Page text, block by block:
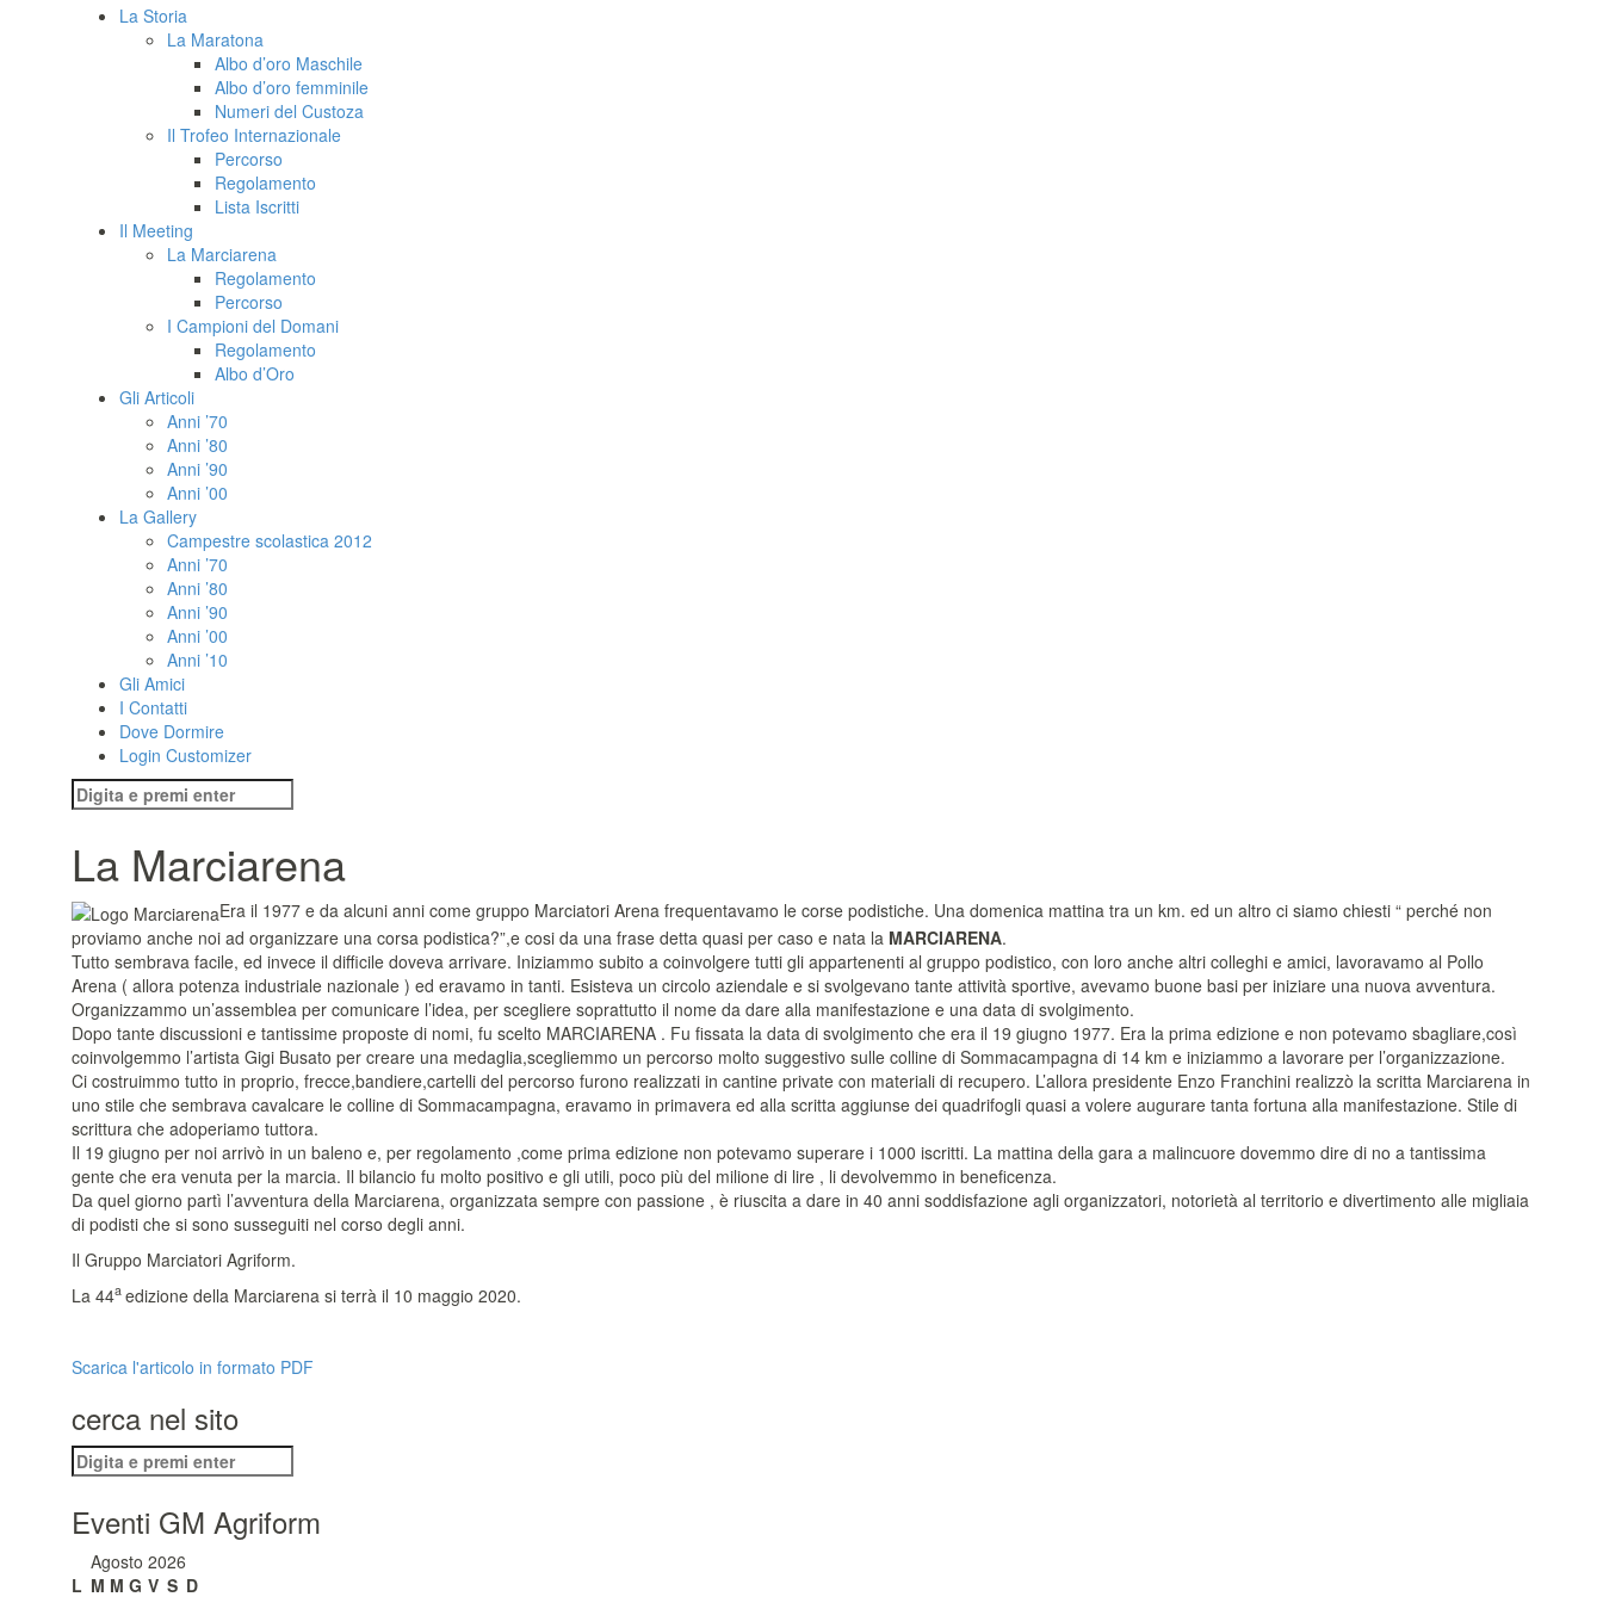
La Storia
La Maratona
Albo d’oro Maschile
Albo d’oro femminile
Numeri del Custoza
Il Trofeo Internazionale
Percorso
Regolamento
Lista Iscritti
Il Meeting
La Marciarena
Regolamento
Percorso
I Campioni del Domani
Regolamento
Albo d’Oro
Gli Articoli
Anni ’70
Anni ’80
Anni ’90
Anni ’00
La Gallery
Campestre scolastica 2012
Anni ’70
Anni ’80
Anni ’90
Anni ’00
Anni ’10
Gli Amici
I Contatti
Dove Dormire
Login Customizer
Cerca:
La Marciarena
Era il 1977 e da alcuni anni come gruppo Marciatori Arena frequentavamo le corse podistiche. Una domenica mattina tra un km. ed un altro ci siamo chiesti “ perché non
proviamo anche noi ad organizzare una corsa podistica?”,e cosi da una frase detta quasi per caso e nata la MARCIARENA.
Tutto sembrava facile, ed invece il difficile doveva arrivare. Iniziammo subito a coinvolgere tutti gli appartenenti al gruppo podistico, con loro anche altri colleghi e amici, lavoravamo al Pollo
Arena ( allora potenza industriale nazionale ) ed eravamo in tanti. Esisteva un circolo aziendale e si svolgevano tante attività sportive, avevamo buone basi per iniziare una nuova avventura.
Organizzammo un’assemblea per comunicare l’idea, per scegliere soprattutto il nome da dare alla manifestazione e una data di svolgimento.
Dopo tante discussioni e tantissime proposte di nomi, fu scelto MARCIARENA . Fu fissata la data di svolgimento che era il 19 giugno 1977. Era la prima edizione e non potevamo sbagliare,così
coinvolgemmo l’artista Gigi Busato per creare una medaglia,scegliemmo un percorso molto suggestivo sulle colline di Sommacampagna di 14 km e iniziammo a lavorare per l’organizzazione.
Ci costruimmo tutto in proprio, frecce,bandiere,cartelli del percorso furono realizzati in cantine private con materiali di recupero. L’allora presidente Enzo Franchini realizzò la scritta Marciarena in
uno stile che sembrava cavalcare le colline di Sommacampagna, eravamo in primavera ed alla scritta aggiunse dei quadrifogli quasi a volere augurare tanta fortuna alla manifestazione. Stile di
scrittura che adoperiamo tuttora.
Il 19 giugno per noi arrivò in un baleno e, per regolamento ,come prima edizione non potevamo superare i 1000 iscritti. La mattina della gara a malincuore dovemmo dire di no a tantissima
gente che era venuta per la marcia. Il bilancio fu molto positivo e gli utili, poco più del milione di lire , li devolvemmo in beneficenza.
Da quel giorno partì l’avventura della Marciarena, organizzata sempre con passione , è riuscita a dare in 40 anni soddisfazione agli organizzatori, notorietà al territorio e divertimento alle migliaia
di podisti che si sono susseguiti nel corso degli anni.
Il Gruppo Marciatori Agriform.
La 44a edizione della Marciarena si terrà il 10 maggio 2020.
Scarica l'articolo in formato PDF
cerca nel sito
Cerca:
Eventi GM Agriform
Agosto 2026
L M M G V S D